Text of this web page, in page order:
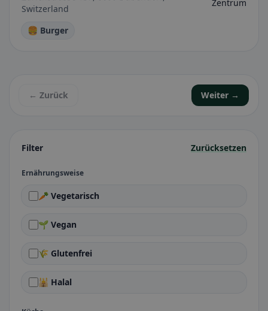
Filter Zurücksetzen
Ernährungsweise
🥕 Vegetarisch
🌱 Vegan
🌾 Glutenfrei
🕌 Halal
Switzerland
Zentrum
🍔 Burger
← Zurück Weiter →